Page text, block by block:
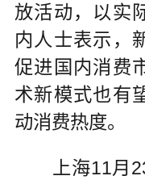
放活动，以实
内人士表示，
促进国内消费
术新模式也有
动消费热度。
上海11月23